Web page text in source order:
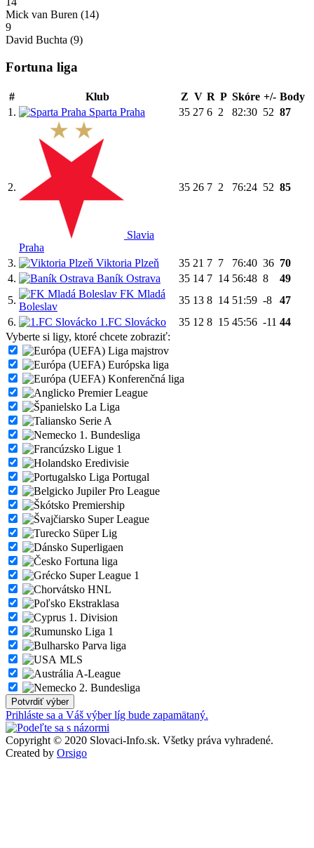
Mick van Buren (14)
9
David Buchta (9)
Fortuna liga
# Klub Z V R P Skóre +/- Body
1.
Sparta Praha 35 27 6 2 82:30 52 87
2.
Slavia
Praha
35 26 7 2 76:24 52 85
3. Viktoria Plzeň 35 21 7 7 76:40 36 70
4.
Baník Ostrava 35 14 7 14 56:48 8
49
5.
FK Mladá
Boleslav
35 13 8 14 51:59 -8
47
6.
1.FC Slovácko 35 12 8 15 45:56 -11 44
Vyberte si ligy, ktoré chcete zobraziť:
Liga majstrov
Európska liga
Konferenčná liga
Premier League
La Liga
Serie A
1. Bundesliga
Ligue 1
Eredivisie
Liga Portugal
Jupiler Pro League
Premiership
Super League
Süper Lig
Superligaen
Fortuna liga
Super League 1
HNL
Ekstraklasa
1. Division
Liga 1
Parva liga
MLS
A-League
2. Bundesliga
Prihláste sa a Váš výber líg bude zapamätaný.
Copyright © 2020 Slovaci-Info.sk. Všetky práva vyhradené.
Created by Orsigo